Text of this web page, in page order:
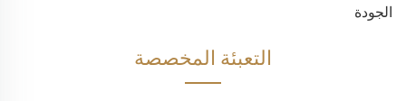
الجودة
التعبئة المخصصة